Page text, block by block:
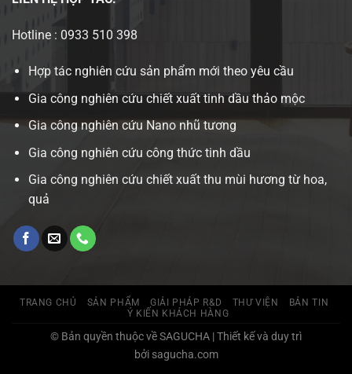
Hotline : 0933 510 398
Hợp tác nghiên cứu sản phẩm mới theo yêu cầu
Gia công nghiên cứu chiết xuất tinh dầu thảo mộc
Gia công nghiên cứu Nano nhũ tương
Gia công nghiên cứu công thức tinh dầu
Gia công nghiên cứu chiết xuất thu mùi hương từ hoa,
quả
TRANG CHỦ SẢN PHẨM GIẢI PHÁP R&D THƯ VIỆN
BẢN TIN
Ý KIẾN KHÁCH HÀNG
© Bản quyền thuộc về SAGUCHA | Thiết kế và duy trì
bởi sagucha.com